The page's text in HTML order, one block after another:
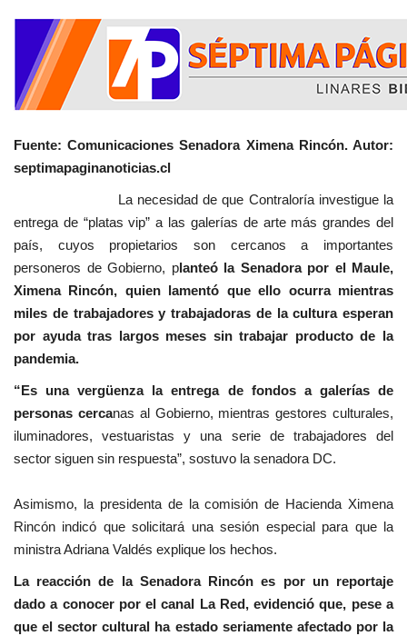
Fuente: Comunicaciones Senadora Ximena Rincón. Autor:
septimapaginanoticias.cl
La necesidad de que Contraloría investigue la
entrega de “platas vip” a las galerías de arte más grandes del
país, cuyos propietarios son cercanos a importantes
personeros de Gobierno, planteó la Senadora por el Maule,
Ximena Rincón, quien lamentó que ello ocurra mientras
miles de trabajadores y trabajadoras de la cultura esperan
por ayuda tras largos meses sin trabajar producto de la
pandemia.
“Es una vergüenza la entrega de fondos a galerías de
personas cercanas al Gobierno, mientras gestores culturales,
iluminadores, vestuaristas y una serie de trabajadores del
sector siguen sin respuesta”, sostuvo la senadora DC.
Asimismo, la presidenta de la comisión de Hacienda Ximena
Rincón indicó que solicitará una sesión especial para que la
ministra Adriana Valdés explique los hechos.
La reacción de la Senadora Rincón es por un reportaje
dado a conocer por el canal La Red, evidenció que, pese a
que el sector cultural ha estado seriamente afectado por la